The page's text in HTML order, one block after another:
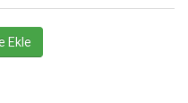
Ekle